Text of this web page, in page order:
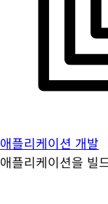
애플리케이션 개발
애플리케이션을 빌